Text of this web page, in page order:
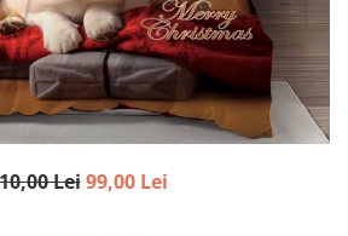
Lei 99,00 Lei